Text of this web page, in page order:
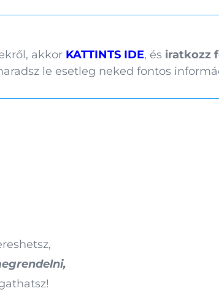
akkor KATTINTS IDE, és iratkozz
le esetleg neked fontos